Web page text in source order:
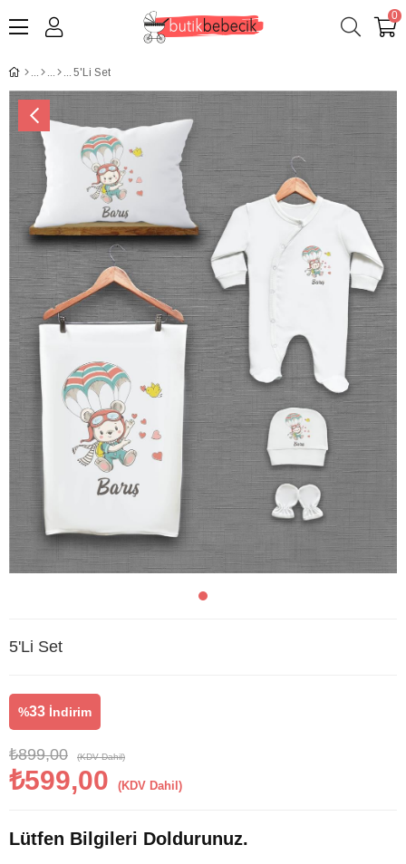
0
5'Li Set
5'Li Set
%33 İndirim
₺899,00 (KDV Dahil)
₺599,00 (KDV Dahil)
Lütfen Bilgileri Doldurunuz.